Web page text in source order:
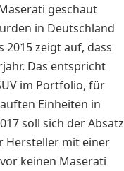
geschaut
in Deutschland
2015 zeigt auf, dass
Das entspricht
im Portfolio, für
Einheiten in
soll sich der Absatz
Hersteller mit einer
keinen Maserati